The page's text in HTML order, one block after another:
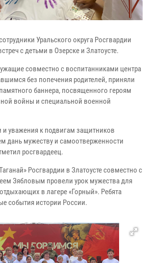
Уральского округа Росгвардии
с детьми в Озерске и Златоусте.
совместно с воспитанниками центра
без попечения родителей, приняли
баннера, посвященного героям
войны и специальной военной
и уважения к подвигам защитников
дань мужеству и самоотверженности
росгвардеец.
Росгвардии в Златоусте совместно с
Зябловым провели урок мужества для
в лагере «Горный». Ребята
события истории России.